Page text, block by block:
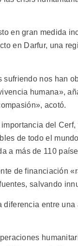
en gran medida
en Darfur, una
nos han
humana»,
acotó.
del
de todo el
a más de 110
de financiación
salvando
diferencia entre